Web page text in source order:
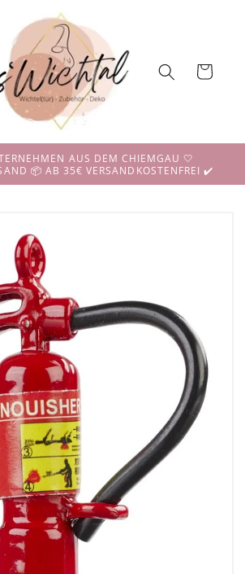
Warenkorb
AUS DEM CHIEMGAU 🤍
📦 AB 35€ VERSANDKOSTENFREI ✔️